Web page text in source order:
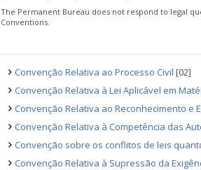
The Permanent Bureau does not respond to legal
Conventions.
Convenção Relativa ao Processo Civil [02]
Convenção Relativa à Lei Aplicável em
Convenção Relativa ao Reconhecimento e
Convenção Relativa à Competência das
Convenção sobre os conflitos de leis
Convenção Relativa à Supressão da